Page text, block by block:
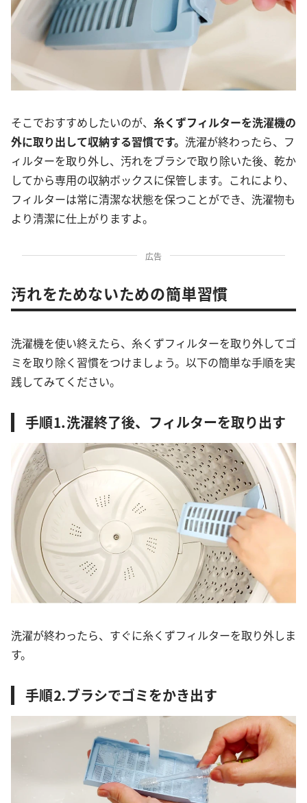
そこでおすすめしたいのが、 糸くずフィルターを洗濯機の
外に取り出して収納する習慣です。 洗濯が終わったら、フ
ィルターを取り外し、汚れをブラシで取り除いた後、乾か
してから専用の収納ボックスに保管します。これにより、
フィルターは常に清潔な状態を保つことができ、洗濯物も
より清潔に仕上がりますよ。
広告
汚れをためないための簡単習慣
洗濯機を使い終えたら、糸くずフィルターを取り外してゴ
ミを取り除く習慣をつけましょう。以下の簡単な手順を実
践してみてください。
手順⒈洗濯終了後、フィルターを取り出す
洗濯が終わったら、すぐに糸くずフィルターを取り外しま
す。
手順⒉ブラシでゴミをかき出す